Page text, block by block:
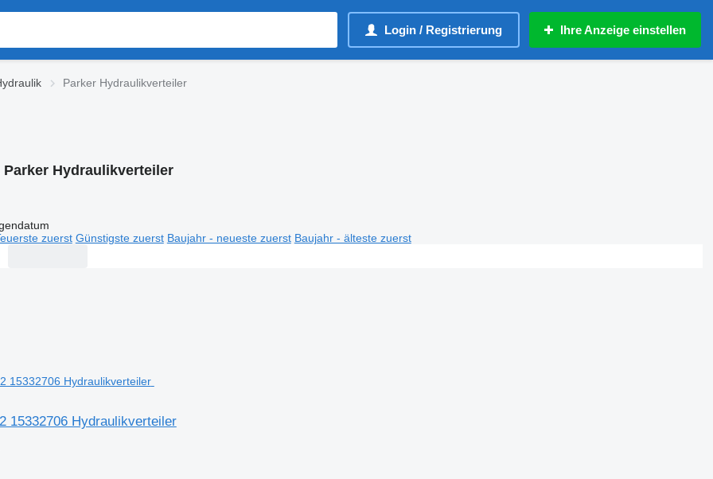
Login / Registrierung Ihre Anzeige einstellen
Parker Hydraulikverteiler
Parker Hydraulikverteiler
zuerst Günstigste zuerst Baujahr - neueste zuerst Baujahr - älteste zuerst
15332706 Hydraulikverteiler